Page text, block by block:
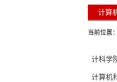
计算
当前位置：
计科学
计算机